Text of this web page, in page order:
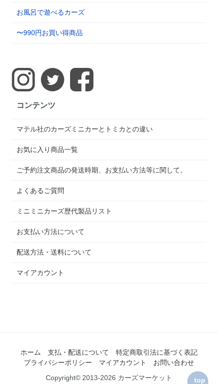
top
お風呂で遊べるカーズ
〜990円お買い得商品
コンテンツ
マテル社のカーズミニカーとトミカとの違い
お気に入り商品一覧
ご予約注文商品の発送時期、お支払い方法等に関して。
よくあるご質問
ミニミニカーズ歴代製品リスト
お支払い方法について
配送方法・送料について
マイアカウント
ホーム 支払・配送について
特定商取引法に基づく表記
プライバシーポリシー
マイアカウント
お問い合わせ
Copyright© 2013-2026 カーズマーケット